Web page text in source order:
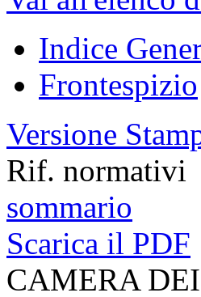
Indice
Frontespizio
Versione
Rif. normativi
sommario
Scarica il PDF
CAMERA